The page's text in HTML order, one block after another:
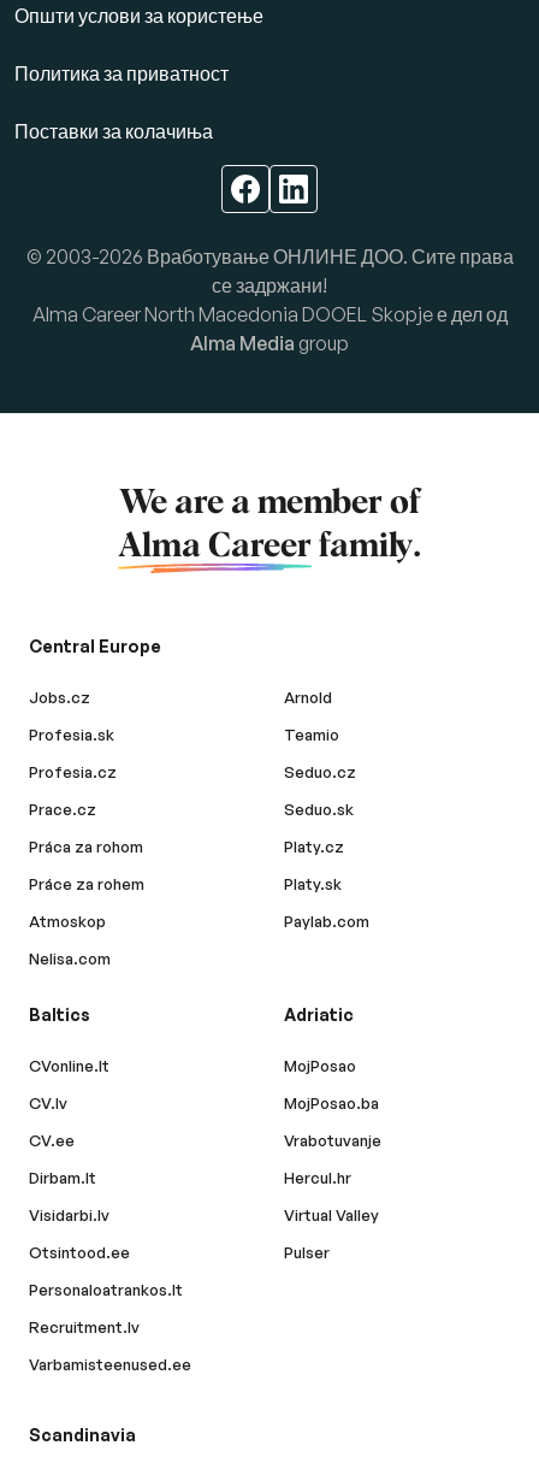
Општи услови за користење
Политика за приватност
Поставки за колачиња
© 2003-2026 Вработување ОНЛИНЕ ДОО. Сите права
се задржани!
Alma Career North Macedonia DOOEL Skopje е дел од
Alma Media group
We are a member of
Alma Career family.
Central Europe
Jobs.cz
Profesia.sk
Profesia.cz
Prace.cz
Práca za rohom
Práce za rohem
Atmoskop
Nelisa.com
Arnold
Teamio
Seduo.cz
Seduo.sk
Platy.cz
Platy.sk
Paylab.com
Baltics
CVonline.lt
CV.lv
CV.ee
Dirbam.lt
Visidarbi.lv
Otsintood.ee
Personaloatrankos.lt
Recruitment.lv
Varbamisteenused.ee
Adriatic
MojPosao
MojPosao.ba
Vrabotuvanje
Hercul.hr
Virtual Valley
Pulser
Scandinavia